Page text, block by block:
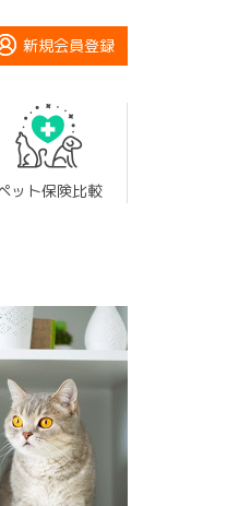
新規会員登録
ット保険比較